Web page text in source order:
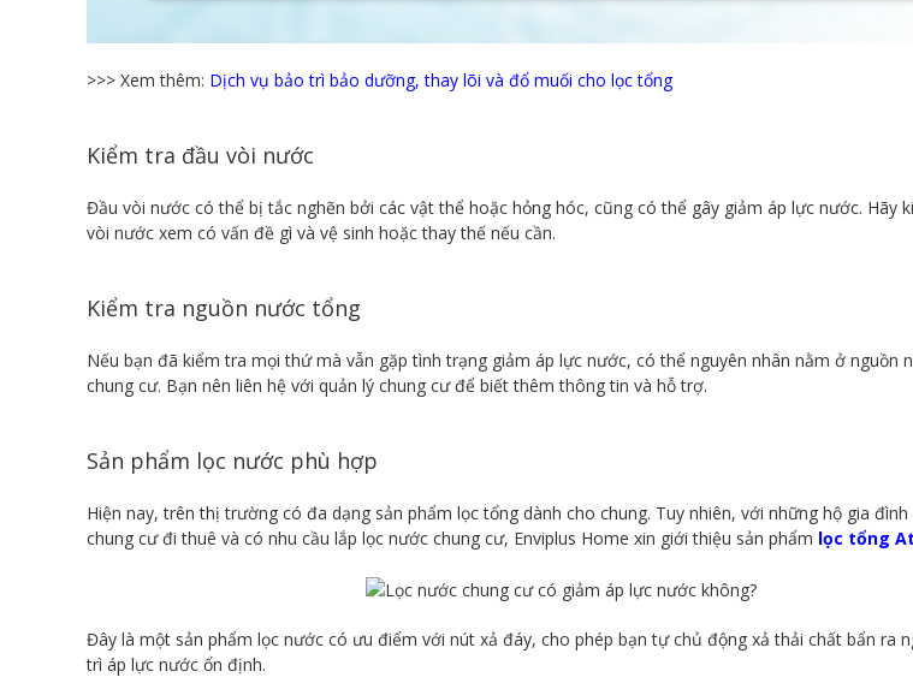
>>> Xem thêm: Dịch vụ bảo trì bảo dưỡng, thay lõi và đổ muối cho lọc tổng
Kiểm tra đầu vòi nước
Đầu vòi nước có thể bị tắc nghẽn bởi các vật thể hoặc hỏng hóc, cũng có thể gây giảm áp lực nước. Hãy
vòi nước xem có vấn đề gì và vệ sinh hoặc thay thế nếu cần.
Kiểm tra nguồn nước tổng
Nếu bạn đã kiểm tra mọi thứ mà vẫn gặp tình trạng giảm áp lực nước, có thể nguyên nhân nằm ở nguồn
chung cư. Bạn nên liên hệ với quản lý chung cư để biết thêm thông tin và hỗ trợ.
Sản phẩm lọc nước phù hợp
Hiện nay, trên thị trường có đa dạng sản phẩm lọc tổng dành cho chung. Tuy nhiên, với những hộ gia
chung cư đi thuê và có nhu cầu lắp lọc nước chung cư, Enviplus Home xin giới thiệu sản phẩm lọc tổng
Đây là một sản phẩm lọc nước có ưu điểm với nút xả đáy, cho phép bạn tự chủ động xả thải chất bẩn ra
trì áp lực nước ổn định.